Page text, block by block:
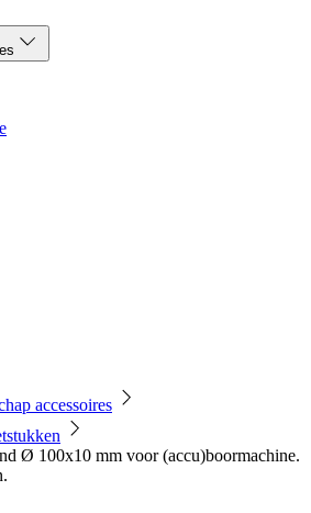
accessoires
Ø 100x10 mm voor (accu)boormachine.